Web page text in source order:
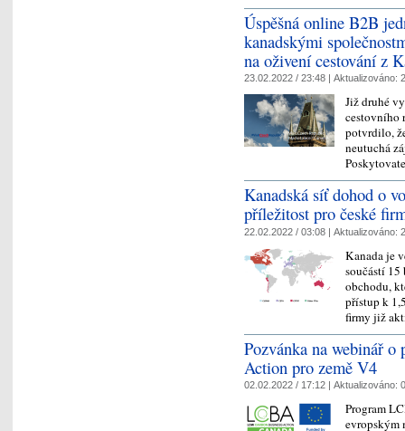
Úspěšná online B2B
kanadskými
na oživení cestování z
23.02.2022 / 23:48 | Aktualizováno:
Již druhé
cestovního
potvrdilo,
neutuchá
Kanadská síť dohod o
příležitost pro české
22.02.2022 / 03:08 | Aktualizováno:
Kanada je
součástí
obchodu,
přístup k
firmy již
Pozvánka na webinář o
Action pro země V4
02.02.2022 / 17:12 | Aktualizováno:
Program
evropským